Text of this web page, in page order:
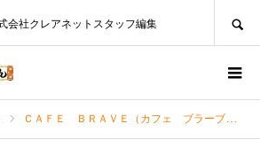
社クレアネットスタッフ編集
ＣＡＦＥ ＢＲＡＶＥ（カフェ ブラーブ）さん